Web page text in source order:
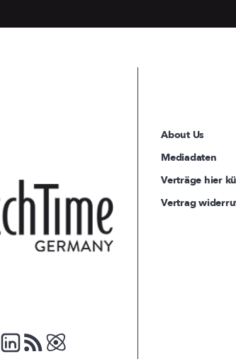
About Us
Mediadaten
Verträge hier
Vertrag